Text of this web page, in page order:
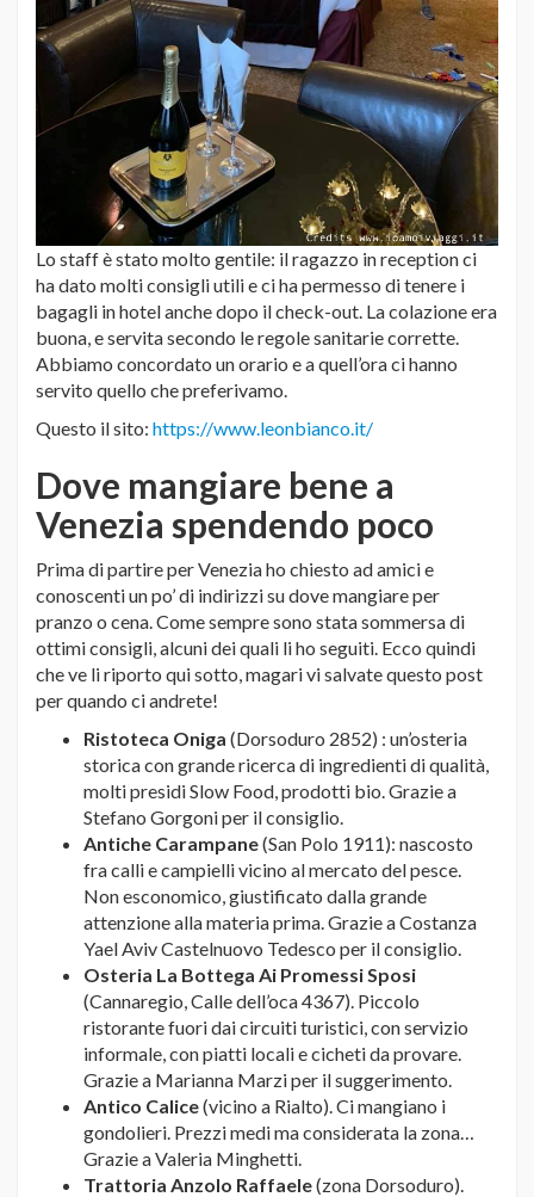
Lo staff è stato molto gentile: il ragazzo in reception ci
ha dato molti consigli utili e ci ha permesso di tenere i
bagagli in hotel anche dopo il check-out. La colazione era
buona, e servita secondo le regole sanitarie corrette.
Abbiamo concordato un orario e a quell’ora ci hanno
servito quello che preferivamo.
Questo il sito: https://www.leonbianco.it/
Dove mangiare bene a
Venezia spendendo poco
Prima di partire per Venezia ho chiesto ad amici e
conoscenti un po’ di indirizzi su dove mangiare per
pranzo o cena. Come sempre sono stata sommersa di
ottimi consigli, alcuni dei quali li ho seguiti. Ecco quindi
che ve li riporto qui sotto, magari vi salvate questo post
per quando ci andrete!
Ristoteca Oniga (Dorsoduro 2852) : un’osteria
storica con grande ricerca di ingredienti di qualità,
molti presidi Slow Food, prodotti bio. Grazie a
Stefano Gorgoni per il consiglio.
Antiche Carampane(San Polo 1911): nascosto
fra calli e campielli vicino al mercato del pesce.
Non esconomico, giustificato dalla grande
attenzione alla materia prima. Grazie a Costanza
Yael Aviv Castelnuovo Tedesco per il consiglio.
Osteria La Bottega Ai Promessi Sposi
(Cannaregio, Calle dell’oca 4367). Piccolo
ristorante fuori dai circuiti turistici, con servizio
informale, con piatti locali e cicheti da provare.
Grazie a Marianna Marzi per il suggerimento.
Antico Calice(vicino a Rialto). Ci mangiano i
gondolieri. Prezzi medi ma considerata la zona…
Grazie a Valeria Minghetti.
Trattoria Anzolo Raffaele(zona Dorsoduro).